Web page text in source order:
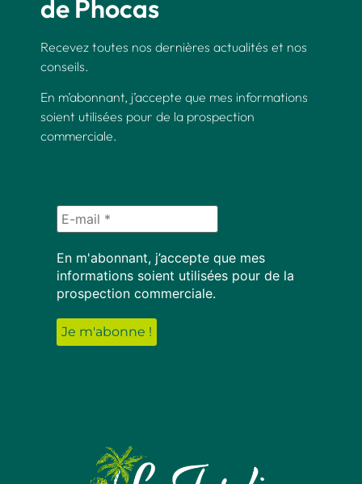
de Phocas
Recevez toutes nos dernières actualités et nos
conseils.
En m’abonnant, j’accepte que mes informations
soient utilisées pour de la prospection
commerciale.
En m'abonnant, j’accepte que mes
informations soient utilisées pour de la
prospection commerciale.